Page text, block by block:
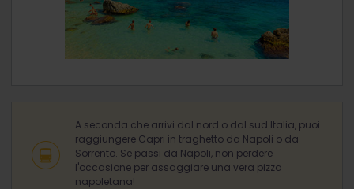
A seconda che arrivi dal nord o dal sud Italia, puoi
raggiungere Capri in traghetto da Napoli o da
Sorrento. Se passi da Napoli, non perdere
l'occasione per assaggiare una vera pizza
napoletana!